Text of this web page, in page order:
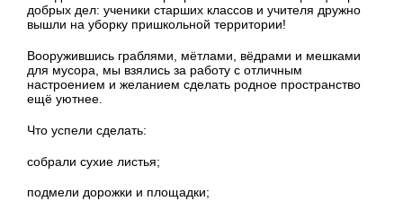
добрых дел: ученики старших классов и учителя дружно
вышли на уборку пришкольной территории!
Вооружившись граблями, мётлами, вёдрами и мешками
для мусора, мы взялись за работу с отличным
настроением и желанием сделать родное пространство
ещё уютнее.
Что успели сделать:
собрали сухие листья;
подмели дорожки и площадки;